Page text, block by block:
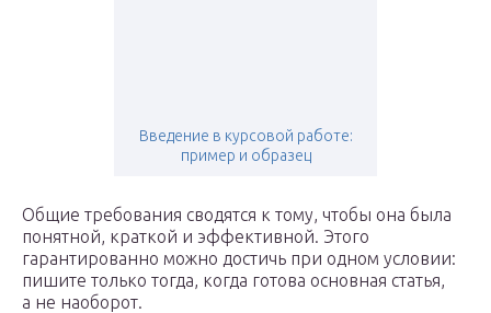
Введение в курсовой работе:
пример и образец
Общие требования сводятся к тому, чтобы она была
понятной, краткой и эффективной. Этого
гарантированно можно достичь при одном условии:
пишите только тогда, когда готова основная статья,
а не наоборот.